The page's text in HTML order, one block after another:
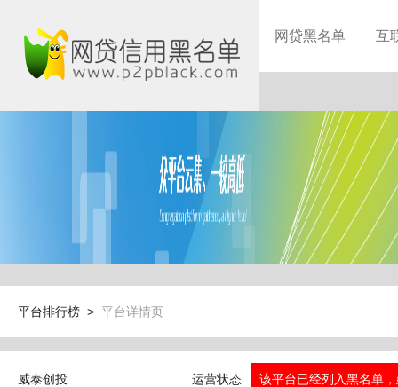
网贷黑名单 互
平台排行榜 > 平台详情页
威泰创投 运营状态 该平台已经列入黑名单